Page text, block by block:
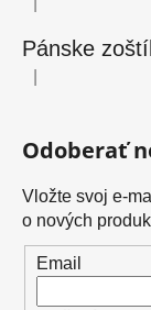
Hodnotenie
Pánske
Hodnotenie
Odoberať
Vložte svoj e-
o nových
Email